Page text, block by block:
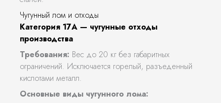
Чугунный лом и отходы
Категория 17А — чугунные отходы
производства
Требования: Вес до 20 кг без габаритных
ограничений. Исключается горелый, разъеденный
кислотами металл.
Основные виды чугунного лома: